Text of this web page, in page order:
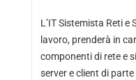
L’IT Sistemista Reti
lavoro, prenderà in
componenti di rete e
server e client di